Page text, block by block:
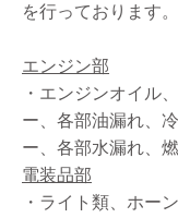
を行っております。
エンジン部
・エンジンオイル
ー、各部油漏れ、
ー、各部水漏れ、
電装品部
・ライト類、ホー